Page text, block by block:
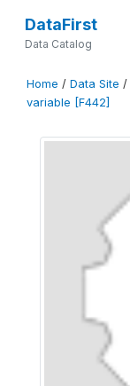
DataFirst
Data Catalog
Home / Data Site /
variable [F442]